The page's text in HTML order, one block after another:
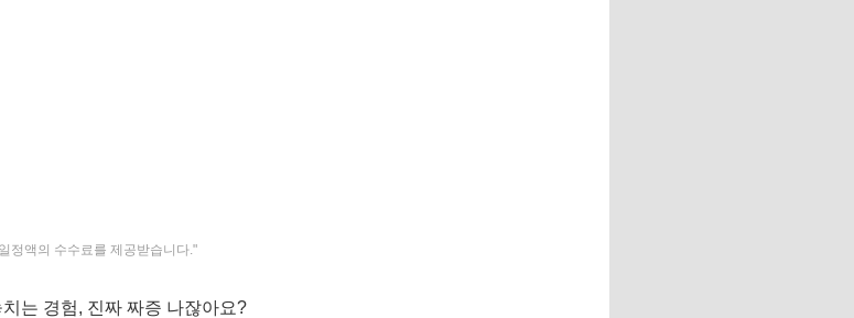
정액의 수수료를 제공받습니다."
는 경험, 진짜 짜증 나잖아요?